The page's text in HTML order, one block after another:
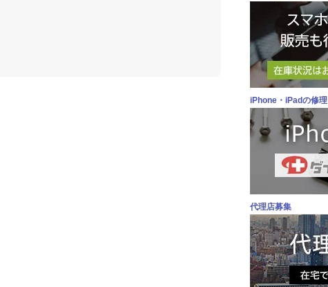
iPhone・iPadの修理
代理店募集